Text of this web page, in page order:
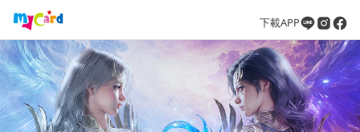
下載APP